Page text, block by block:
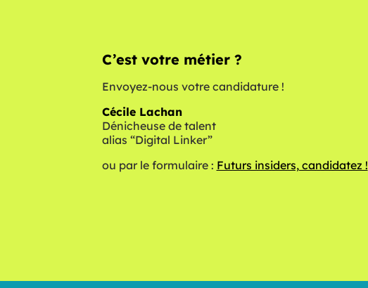
C’est votre métier ?
Envoyez-nous votre candidature !
Cécile Lachan
Dénicheuse de talent
alias “Digital Linker”
ou par le formulaire : Futurs insiders, candidatez !